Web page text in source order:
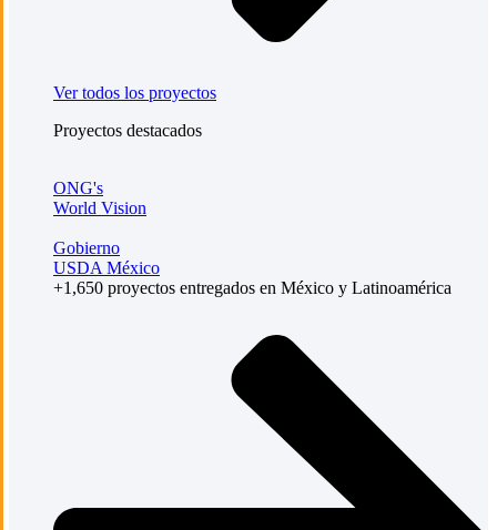
Ver todos los proyectos
Proyectos destacados
ONG's
World Vision
Gobierno
USDA México
+1,650 proyectos entregados en México y Latinoamérica